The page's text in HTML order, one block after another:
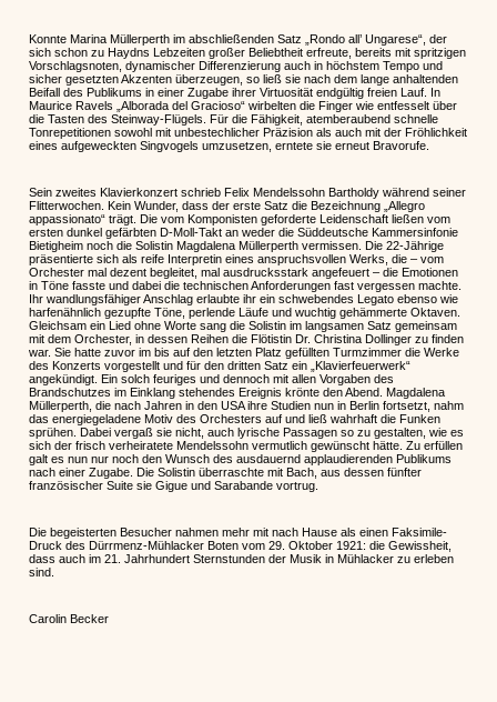
Konnte Marina Müllerperth im abschließenden Satz „Rondo all’ Ungarese“, der
sich schon zu Haydns Lebzeiten großer Beliebtheit erfreute, bereits mit spritzigen
Vorschlagsnoten, dynamischer Differenzierung auch in höchstem Tempo und
sicher gesetzten Akzenten überzeugen, so ließ sie nach dem lange anhaltenden
Beifall des Publikums in einer Zugabe ihrer Virtuosität endgültig freien Lauf. In
Maurice Ravels „Alborada del Gracioso“ wirbelten die Finger wie entfesselt über
die Tasten des Steinway-Flügels. Für die Fähigkeit, atemberaubend schnelle
Tonrepetitionen sowohl mit unbestechlicher Präzision als auch mit der Fröhlichkeit
eines aufgeweckten Singvogels umzusetzen, erntete sie erneut Bravorufe.
Sein zweites Klavierkonzert schrieb Felix Mendelssohn Bartholdy während seiner
Flitterwochen. Kein Wunder, dass der erste Satz die Bezeichnung „Allegro
appassionato“ trägt. Die vom Komponisten geforderte Leidenschaft ließen vom
ersten dunkel gefärbten D-Moll-Takt an weder die Süddeutsche Kammersinfonie
Bietigheim noch die Solistin Magdalena Müllerperth vermissen. Die 22-Jährige
präsentierte sich als reife Interpretin eines anspruchsvollen Werks, die – vom
Orchester mal dezent begleitet, mal ausdrucksstark angefeuert – die Emotionen
in Töne fasste und dabei die technischen Anforderungen fast vergessen machte.
Ihr wandlungsfähiger Anschlag erlaubte ihr ein schwebendes Legato ebenso wie
harfenähnlich gezupfte Töne, perlende Läufe und wuchtig gehämmerte Oktaven.
Gleichsam ein Lied ohne Worte sang die Solistin im langsamen Satz gemeinsam
mit dem Orchester, in dessen Reihen die Flötistin Dr. Christina Dollinger zu finden
war. Sie hatte zuvor im bis auf den letzten Platz gefüllten Turmzimmer die Werke
des Konzerts vorgestellt und für den dritten Satz ein „Klavierfeuerwerk“
angekündigt. Ein solch feuriges und dennoch mit allen Vorgaben des
Brandschutzes im Einklang stehendes Ereignis krönte den Abend. Magdalena
Müllerperth, die nach Jahren in den USA ihre Studien nun in Berlin fortsetzt, nahm
das energiegeladene Motiv des Orchesters auf und ließ wahrhaft die Funken
sprühen. Dabei vergaß sie nicht, auch lyrische Passagen so zu gestalten, wie es
sich der frisch verheiratete Mendelssohn vermutlich gewünscht hätte. Zu erfüllen
galt es nun nur noch den Wunsch des ausdauernd applaudierenden Publikums
nach einer Zugabe. Die Solistin überraschte mit Bach, aus dessen fünfter
französischer Suite sie Gigue und Sarabande vortrug.
Die begeisterten Besucher nahmen mehr mit nach Hause als einen Faksimile-
Druck des Dürrmenz-Mühlacker Boten vom 29. Oktober 1921: die Gewissheit,
dass auch im 21. Jahrhundert Sternstunden der Musik in Mühlacker zu erleben
sind.
Carolin Becker